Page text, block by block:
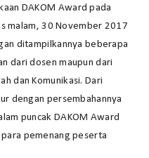
DAKOM Award pada
malam, 30 November 2017
ditampilkannya beberapa
dari dosen maupun dari
dan Komunikasi. Dari
dengan persembahannya
puncak DAKOM Award
pemenang peserta